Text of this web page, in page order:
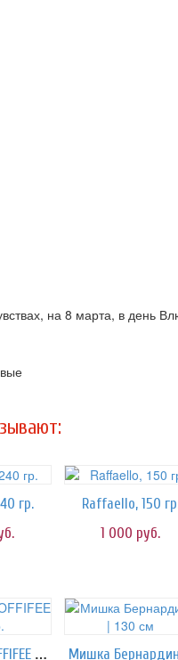
на 8 марта, в день
гр.
Raffaello, 150
1 000 руб.
Конфеты TOFFIFEE 125 гр.